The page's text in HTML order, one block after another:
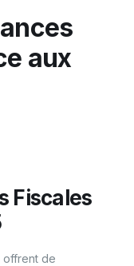
aux
Fiscales
offrent de